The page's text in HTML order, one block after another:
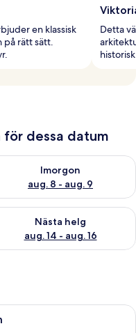
en klassisk
rätt sätt.
Detta
dessa datum
7 - aug. 8
Imorgon
aug. 8 - aug. 9
tillgängligheten
helgen aug. 7 - aug. 9
Nästa helg
aug. 14 - aug. 16
tillgängligheten
med en säng, ett